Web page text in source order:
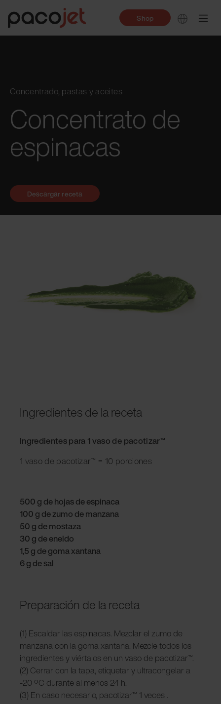
Shop
Concentrado, pastas y aceites
Concentrato de
espinacas
Ingredientes de la receta
Ingredientes para 1 vaso de pacotizar™
1 vaso de pacotizar™ = 10 porciones
500 g de hojas de espinaca
100 g de zumo de manzana
50 g de mostaza
30 g de eneldo
1,5 g de goma xantana
6 g de sal
Preparación de la receta
(1) Escaldar las espinacas. Mezclar el zumo de
manzana con la goma xantana. Mezcle todos los
ingredientes y viértalos en un vaso de pacotizar™.
(2) Cerrar con la tapa, etiquetar y ultracongelar a
-20 ºC durante al menos 24 h.
(3) En caso necesario, pacotizar™ 1 veces .
Descargar receta